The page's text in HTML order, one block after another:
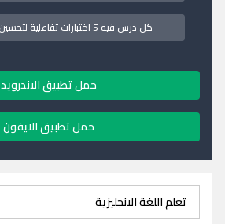
كل درس فيه 5 اختبارات تفاعلية لتحسين اللفظ والنطق
حمل تطبيق الاندرويد
حمل تطبيق الايفون
تعلم اللغة الانجليزية